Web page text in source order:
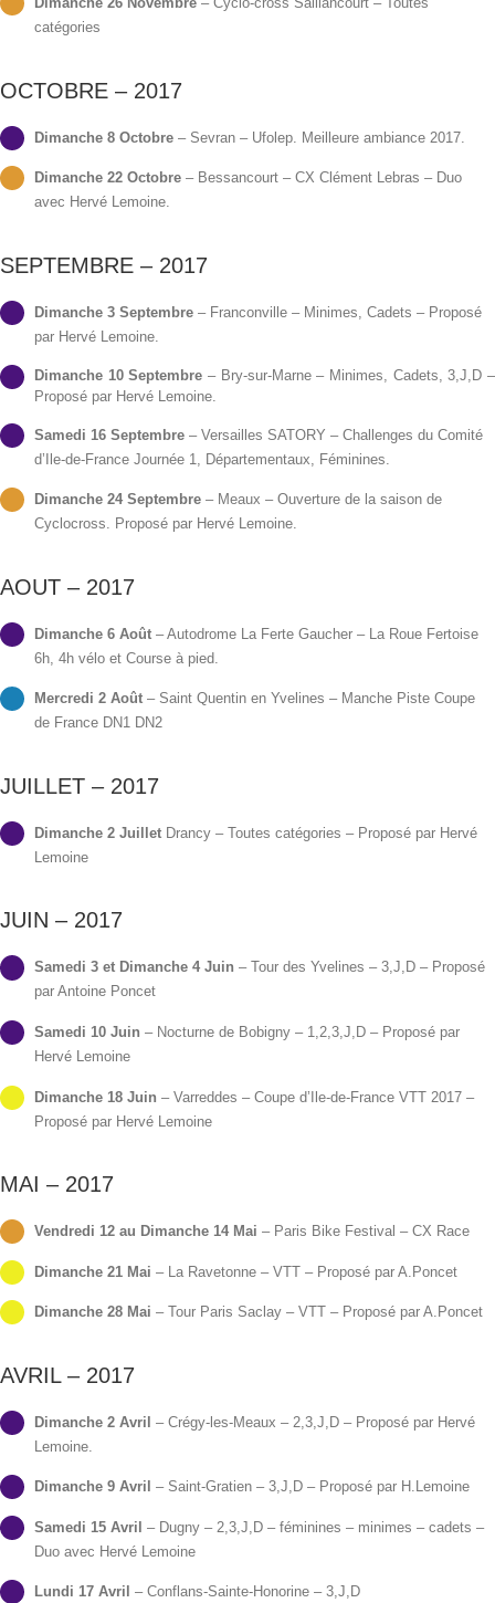
catégories
OCTOBRE – 2017
Dimanche 8 Octobre – Sevran – Ufolep. Meilleure ambiance 2017.
Dimanche 22 Octobre – Bessancourt – CX Clément Lebras – Duo
avec Hervé Lemoine.
SEPTEMBRE – 2017
Dimanche 3 Septembre – Franconville – Minimes, Cadets – Proposé
par Hervé Lemoine.
Dimanche 10 Septembre – Bry-sur-Marne – Minimes, Cadets, 3,J,D –
Proposé par Hervé Lemoine.
Samedi 16 Septembre – Versailles SATORY – Challenges du Comité
d’Ile-de-France Journée 1, Départementaux, Féminines.
Dimanche 24 Septembre – Meaux – Ouverture de la saison de
Cyclocross. Proposé par Hervé Lemoine.
AOUT – 2017
Dimanche 6 Août – Autodrome La Ferte Gaucher – La Roue Fertoise
6h, 4h vélo et Course à pied.
Mercredi 2 Août – Saint Quentin en Yvelines – Manche Piste Coupe
de France DN1 DN2
JUILLET – 2017
Dimanche 2 Juillet Drancy – Toutes catégories – Proposé par Hervé
Lemoine
JUIN – 2017
Samedi 3 et Dimanche 4 Juin– Tour des Yvelines – 3,J,D – Proposé
par Antoine Poncet
Samedi 10 Juin– Nocturne de Bobigny – 1,2,3,J,D – Proposé par
Hervé Lemoine
Dimanche 18 Juin– Varreddes – Coupe d’Ile-de-France VTT 2017 –
Proposé par Hervé Lemoine
MAI – 2017
Vendredi 12 au Dimanche 14 Mai – Paris Bike Festival – CX Race
Dimanche 21 Mai – La Ravetonne – VTT – Proposé par A.Poncet
Dimanche 28 Mai – Tour Paris Saclay – VTT – Proposé par A.Poncet
AVRIL – 2017
Dimanche 2 Avril – Crégy-les-Meaux – 2,3,J,D – Proposé par Hervé
Lemoine.
Dimanche 9 Avril – Saint-Gratien – 3,J,D – Proposé par H.Lemoine
Samedi 15 Avril – Dugny – 2,3,J,D – féminines – minimes – cadets –
Duo avec Hervé Lemoine
Lundi 17 Avril – Conflans-Sainte-Honorine – 3,J,D